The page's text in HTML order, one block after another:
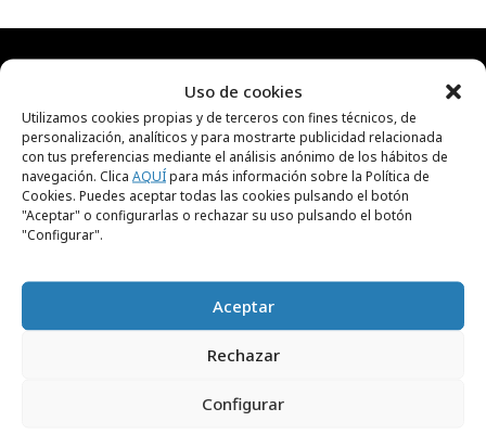
Uso de cookies
Utilizamos cookies propias y de terceros con fines técnicos, de
personalización, analíticos y para mostrarte publicidad relacionada
con tus preferencias mediante el análisis anónimo de los hábitos de
navegación. Clica AQUÍpara más información sobre la Política de
Cookies. Puedes aceptar todas las cookies pulsando el botón
"Aceptar" o configurarlas o rechazar su uso pulsando el botón
"Configurar".
Aceptar
Rechazar
Configurar
RECIBE NUESTRA
NEWSLETTER
Suscríbete gratis a nuestra newsletter para
recibir cada día el contenido más actual sobre
creatividad, publicidad, marketing, y